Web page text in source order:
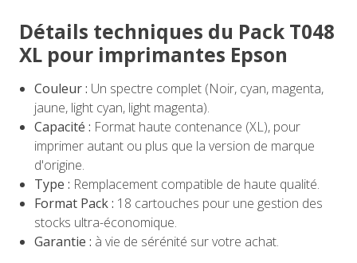
Détails techniques du Pack T048
XL pour imprimantes Epson
Couleur : Un spectre complet (Noir, cyan, magenta,
jaune, light cyan, light magenta).
Capacité : Format haute contenance (XL), pour
imprimer autant ou plus que la version de marque
d'origine.
Type : Remplacement compatible de haute qualité.
Format Pack : 18 cartouches pour une gestion des
stocks ultra-économique.
Garantie : à vie de sérénité sur votre achat.